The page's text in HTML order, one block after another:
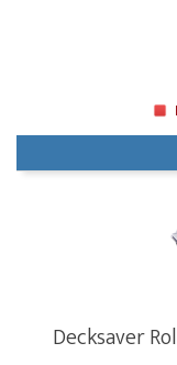
Decksaver